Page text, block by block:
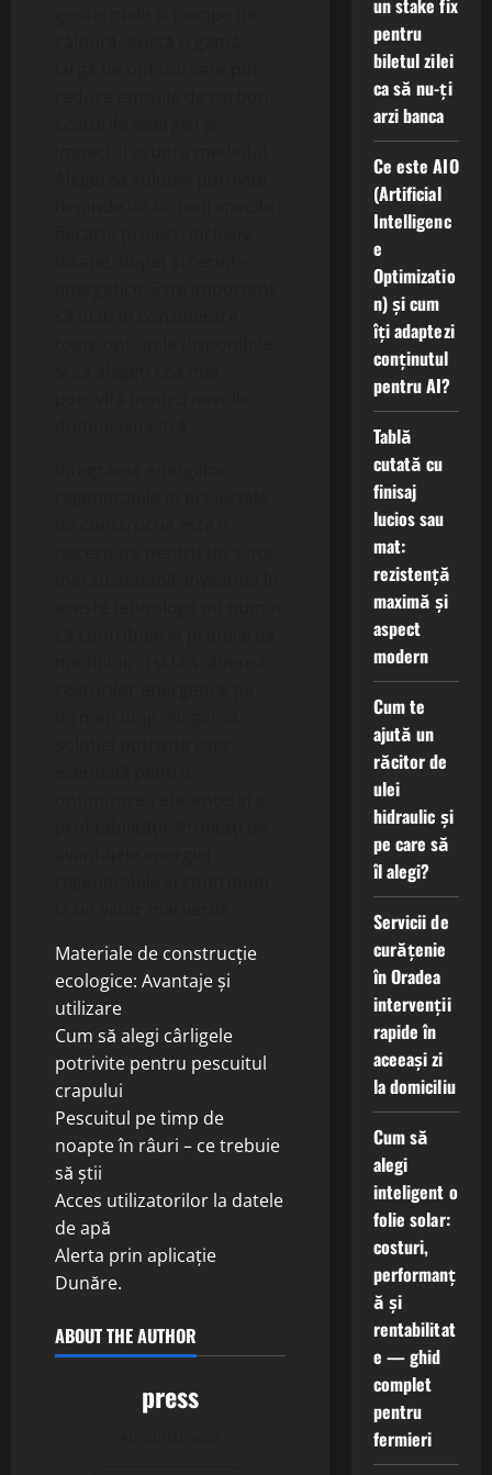
Materiale de construcție
ecologice: Avantaje și
utilizare
Cum să alegi cârligele
potrivite pentru pescuitul
crapului
Pescuitul pe timp de
noapte în râuri – ce trebuie
să știi
Acces utilizatorilor la datele
de apă
Alerta prin aplicație
Dunăre.
ABOUT THE AUTHOR
press
un stake fix
pentru
biletul zilei
ca să nu-ți
arzi banca
Ce este AIO
(Artificial
Intelligenc
e
Optimizatio
n) și cum
îți adaptezi
conținutul
pentru AI?
Tablă
cutată cu
finisaj
lucios sau
mat:
rezistență
maximă și
aspect
modern
Cum te
ajută un
răcitor de
ulei
hidraulic și
pe care să
îl alegi?
Servicii de
curățenie
în Oradea
intervenții
rapide în
aceeași zi
la domiciliu
Cum să
alegi
inteligent o
folie solar:
costuri,
performanț
ă și
rentabilitat
e — ghid
complet
pentru
fermieri